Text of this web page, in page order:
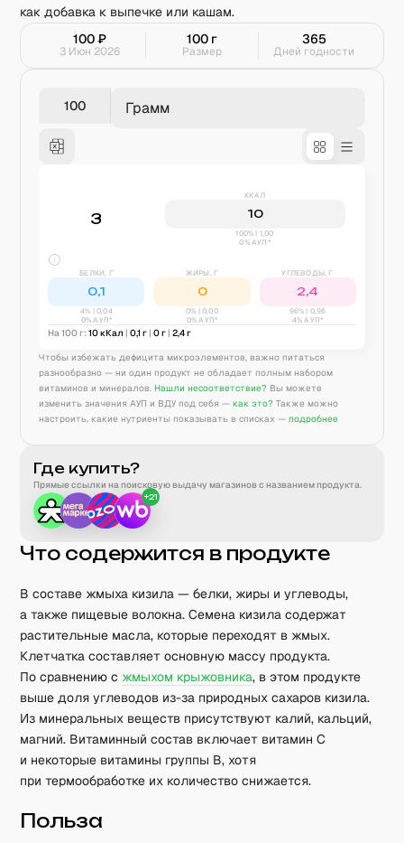
как добавка к выпечке или кашам.
100₽
3 Июн 2026
100 г
Размер
365
Дней годности
Грамм
3
ККАЛ
10
100% | 1,00
0% АУП*
БЕЛКИ, Г
0,1
4% |0,04
0% АУП*
ЖИРЫ, Г
0
0% |0,00
0% АУП*
УГЛЕВОДЫ, Г
2,4
96% | 0,96
4% АУП*
На 100 г: 10кКал | 0,1 г | 0г | 2,4г
Чтобы избежать дефицита микроэлементов, важно питаться
разнообразно — ни один продукт не обладает полным набором
витаминов и минералов. Нашли несоответствие? Вы можете
изменить значения АУП и ВДУ под себя — как это? Также можно
настроить, какие нутриенты показывать в списках — подробнее
Где купить?
Прямые ссылки на поисковую выдачу магазинов с названием продукта.
+21
Что содержится в продукте
В составе жмыха кизила — белки, жиры и углеводы,
а также пищевые волокна. Семена кизила содержат
растительные масла, которые переходят в жмых.
Клетчатка составляет основную массу продукта.
По сравнению с жмыхом крыжовника, в этом продукте
выше доля углеводов из-за природных сахаров кизила.
Из минеральных веществ присутствуют калий, кальций,
магний. Витаминный состав включает витамин C
и некоторые витамины группы B, хотя
при термообработке их количество снижается.
Польза